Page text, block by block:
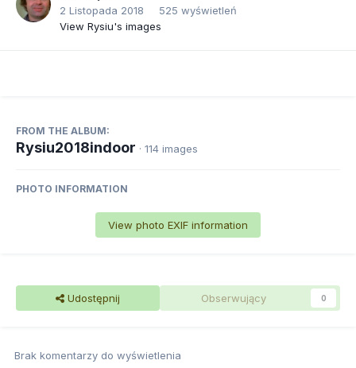
2 Listopada 2018
525 wyświetleń
View Rysiu's images
FROM THE ALBUM:
Rysiu2018indoor · 114 images
PHOTO INFORMATION
View photo EXIF information
Udostępnij Obserwujący 0
Brak komentarzy do wyświetlenia